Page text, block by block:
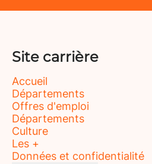
Site carrière
Accueil
Départements
Offres d'emploi
Départements
Culture
Les +
Données et confidentialité